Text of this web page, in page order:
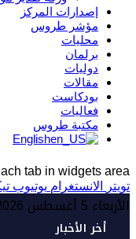
إصدارات المركز
مؤشر طروس
محليات
برلمان
دوليات
مقالات
بودكاست
فعاليات
مكتبة طروس
English
tab in widgets area.
تويتر
الانستغرام يوتيوب
الأربعاء 5 أغسطس 2026
أخر الأخبار